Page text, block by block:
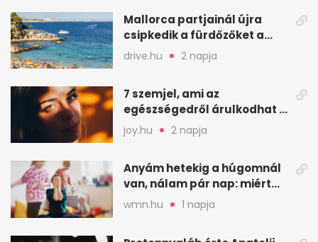
Mallorca partjainál újra
csipkedik a fürdőzőket a
halak a sekély vízben
drive.hu 2 napja
7 szemjel, ami az
egészségedről árulkodhat –
erre figyelj oda
joy.hu 2 napja
Anyám hetekig a húgomnál
van, nálam pár nap: miért
fáj ennyire?
wmn.hu 1 napja